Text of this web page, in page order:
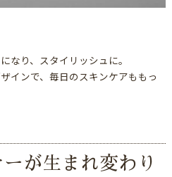
り、スタイリッシュに。
インで、毎日のスキンケアももっ
が生まれ変わり